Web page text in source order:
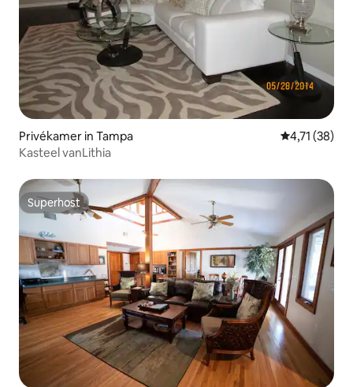
Privékamer in Tampa Gemiddelde
4,71 (38)
Kasteel vanLithia
Superhost
Superhost